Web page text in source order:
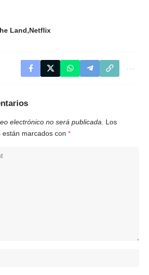
Land Netflix
electrónico no será publicada.
Los
marcados con *